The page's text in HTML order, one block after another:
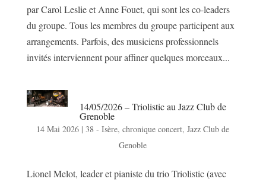
par Carol Leslie et Anne Fouet, qui sont les co-leaders
du groupe. Tous les membres du groupe participent aux
arrangements. Parfois, des musiciens professionnels
invités interviennent pour affiner quelques morceaux...
14/05/2026 – Triolistic au Jazz Club de
Grenoble
14 Mai 2026 |38 - Isère,chronique concert,Jazz Club de
Genoble
Lionel Melot, leader et pianiste du trio Triolistic (avec